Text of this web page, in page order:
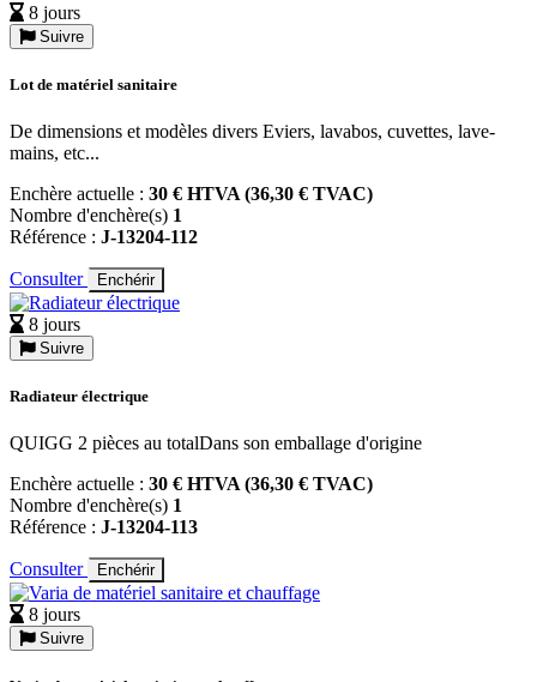
8 jours
Suivre
Lot de matériel sanitaire
De dimensions et modèles divers Eviers, lavabos, cuvettes, lave-
mains, etc...
Enchère actuelle : 30 € HTVA (36,30 € TVAC)
Nombre d'enchère(s) 1
Référence : J-13204-112
Consulter Enchérir
8 jours
Suivre
Radiateur électrique
QUIGG 2 pièces au totalDans son emballage d'origine
Enchère actuelle : 30 € HTVA (36,30 € TVAC)
Nombre d'enchère(s) 1
Référence : J-13204-113
Consulter Enchérir
8 jours
Suivre